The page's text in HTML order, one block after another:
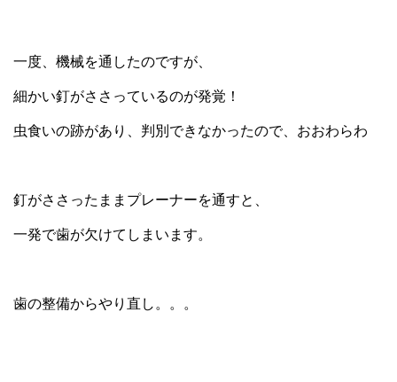
一度、機械を通したのですが、
細かい釘がささっているのが発覚！
虫食いの跡があり、判別できなかったので、おおわらわ
釘がささったままプレーナーを通すと、
一発で歯が欠けてしまいます。
歯の整備からやり直し。。。